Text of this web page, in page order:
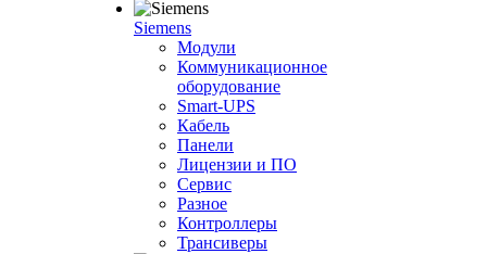
Siemens
Модули
Коммуникационное
оборудование
Smart-UPS
Кабель
Панели
Лицензии и ПО
Сервис
Разное
Контроллеры
Трансиверы